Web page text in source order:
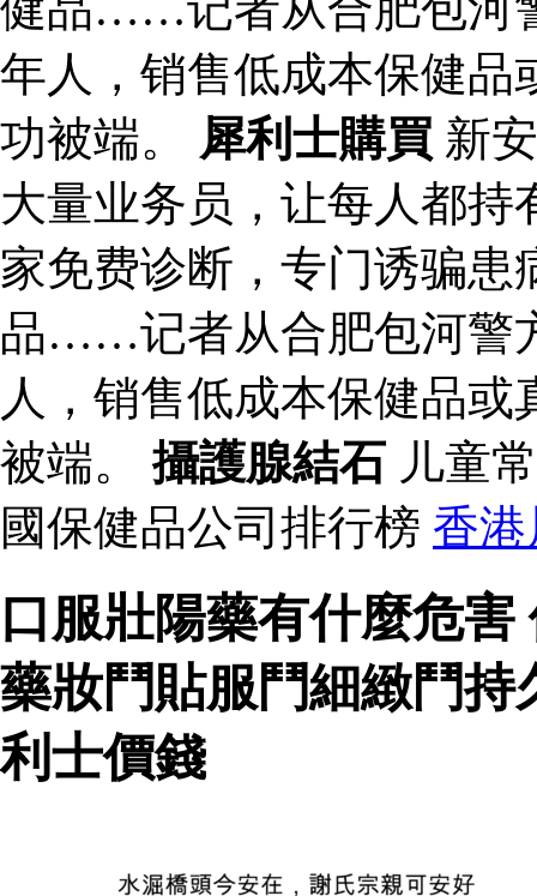
年人，销售低成本保健品
功被端。 犀利士購買 新
大量业务员，让每人都持
家免费诊断，专门诱骗
品……记者从合肥包河警
人，销售低成本保健品
被端。攝護腺結石 儿童
國保健品公司排行榜 香
口服壯陽藥有什麼危
藥妝鬥貼服鬥細緻鬥
利士價錢